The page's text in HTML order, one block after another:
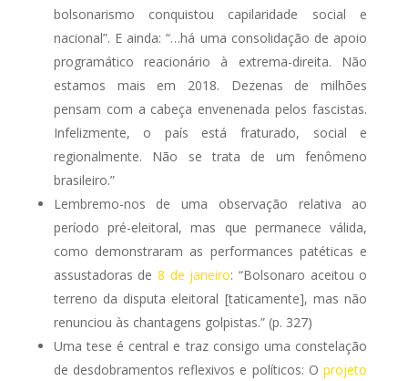
bolsonarismo conquistou capilaridade social e
nacional”. E ainda: “…há uma consolidação de apoio
programático reacionário à extrema-direita. Não
estamos mais em 2018. Dezenas de milhões
pensam com a cabeça envenenada pelos fascistas.
Infelizmente, o país está fraturado, social e
regionalmente. Não se trata de um fenômeno
brasileiro.”
Lembremo-nos de uma observação relativa ao
período pré-eleitoral, mas que permanece válida,
como demonstraram as performances patéticas e
assustadoras de8 de janeiro: “Bolsonaro aceitou o
terreno da disputa eleitoral [taticamente], mas não
renunciou às chantagens golpistas.” (p. 327)
Uma tese é central e traz consigo uma constelação
de desdobramentos reflexivos e políticos: Oprojeto